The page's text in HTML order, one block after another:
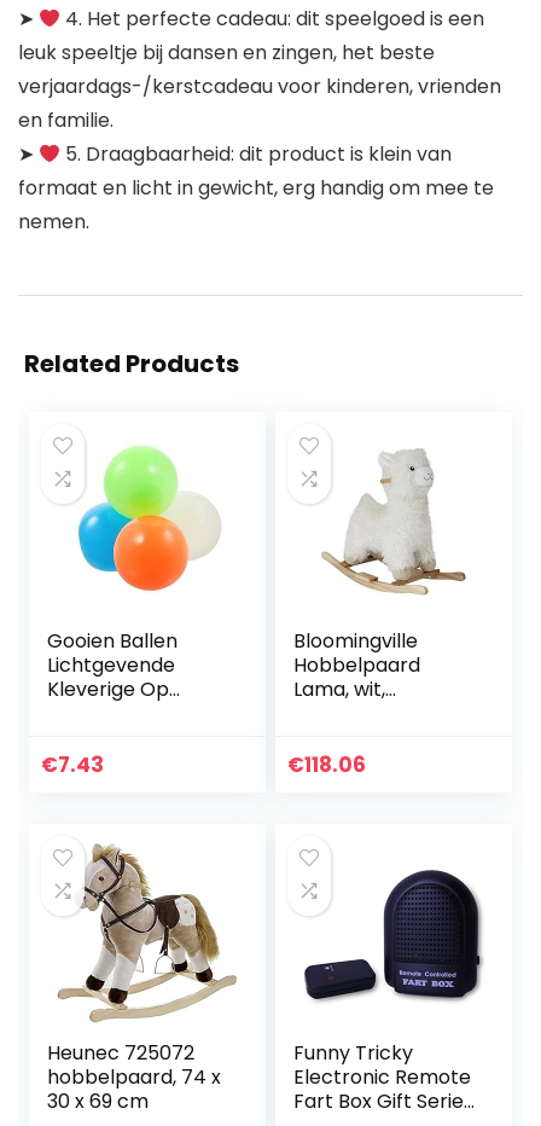
➤
4. Het perfecte cadeau: dit speelgoed is een
leuk speeltje bij dansen en zingen, het beste
verjaardags-/kerstcadeau voor kinderen, vrienden
en familie.
➤
5. Draagbaarheid: dit product is klein van
formaat en licht in gewicht, erg handig om mee te
nemen.
Related Products
Gooien Ballen
Lichtgevende
Kleverige Op
Squash Bal Ballen
€7.43
Bloomingville
Hobbelpaard
Lama, wit,
€118.06
Heunec 725072
hobbelpaard, 74 x
30 x 69 cm
Funny Tricky
Electronic Remote
Fart Box Gift Series